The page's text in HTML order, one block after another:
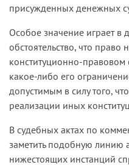
присужденных денежных
Особое значение играет в
обстоятельство, что право
конституционно-
какое-либо его
допустимым в силу того,
реализации иных
В судебных актах по
заметить подобную линию
нижестоящих инстанций